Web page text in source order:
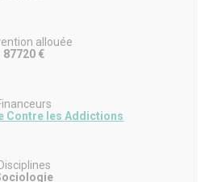
allouée
87720 €
Contre les Addictions
Disciplines